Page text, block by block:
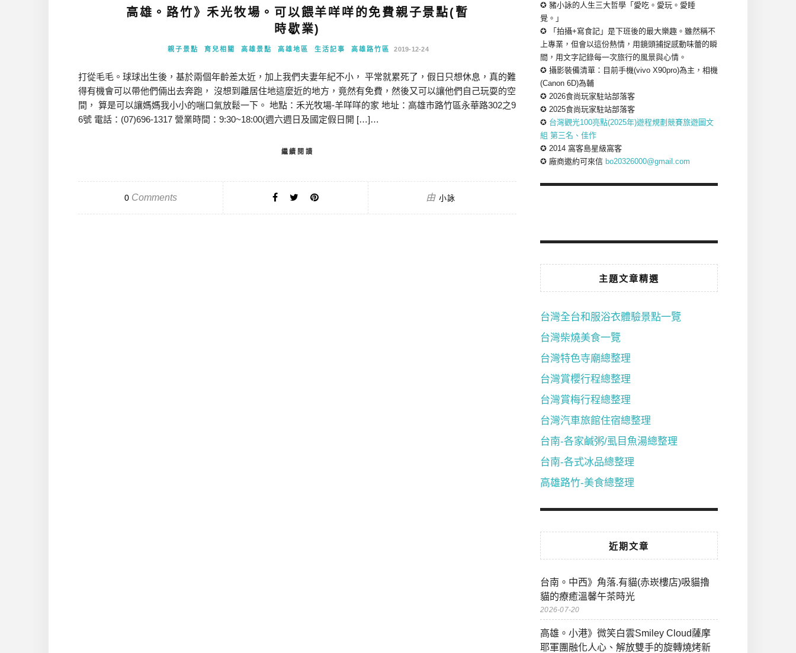
高雄。路竹》禾光牧場。可以餵羊咩咩的免費親子景點(暫
時歇業)
親子景點 育兒相關 高雄景點 高雄地區 生活記事 高雄路竹區 2019-12-24
打從毛毛。球球出生後，基於兩個年齡差太近，加上我們夫妻年紀不小， 平常就累死了，假日只想休息，真的難
得有機會可以帶他們倆出去奔跑， 沒想到離居住地這麼近的地方，竟然有免費，然後又可以讓他們自己玩耍的空
間， 算是可以讓媽媽我小小的喘口氣放鬆一下。 地點：禾光牧場-羊咩咩的家 地址：高雄市路竹區永華路302之9
6號 電話：(07)696-1317 營業時間：9:30~18:00(週六週日及國定假日開 […]…
繼續閱讀
0Comments 由 小詠
✪ 豬小詠的人生三大哲學「愛吃。愛玩。愛睡
覺。」
✪ 「拍攝+寫食記」是下班後的最大樂趣。雖然稱不
上專業，但會以這份熱情，用鏡頭捕捉感動味蕾的瞬
間，用文字記錄每一次旅行的風景與心情。
✪ 攝影裝備清單：目前手機(vivo X90pro)為主，相機
(Canon 6D)為輔
✪ 2026食尚玩家駐站部落客
✪ 2025食尚玩家駐站部落客
✪ 台灣觀光100亮點(2025年)遊程規劃競賽旅遊圖文
組 第三名、佳作
✪ 2014 窩客島星級窩客
✪ 廠商邀約可來信 bo20326000@gmail.com
主題文章精選
台灣全台和服浴衣體驗景點一覽
台灣柴燒美食一覽
台灣特色寺廟總整理
台灣賞櫻行程總整理
台灣賞梅行程總整理
台灣汽車旅館住宿總整理
台南-各家鹹粥/虱目魚湯總整理
台南-各式冰品總整理
高雄路竹-美食總整理
近期文章
台南。中西》角落.有貓(赤崁樓店)吸貓擼
貓的療癒溫馨午茶時光
2026-07-20
高雄。小港》微笑白雲Smiley Cloud薩摩
耶軍團融化人心、解放雙手的旋轉燒烤新